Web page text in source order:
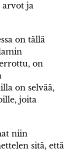
arvot ja
on tällä
on
on selvää,
joita
niin
sitä, että